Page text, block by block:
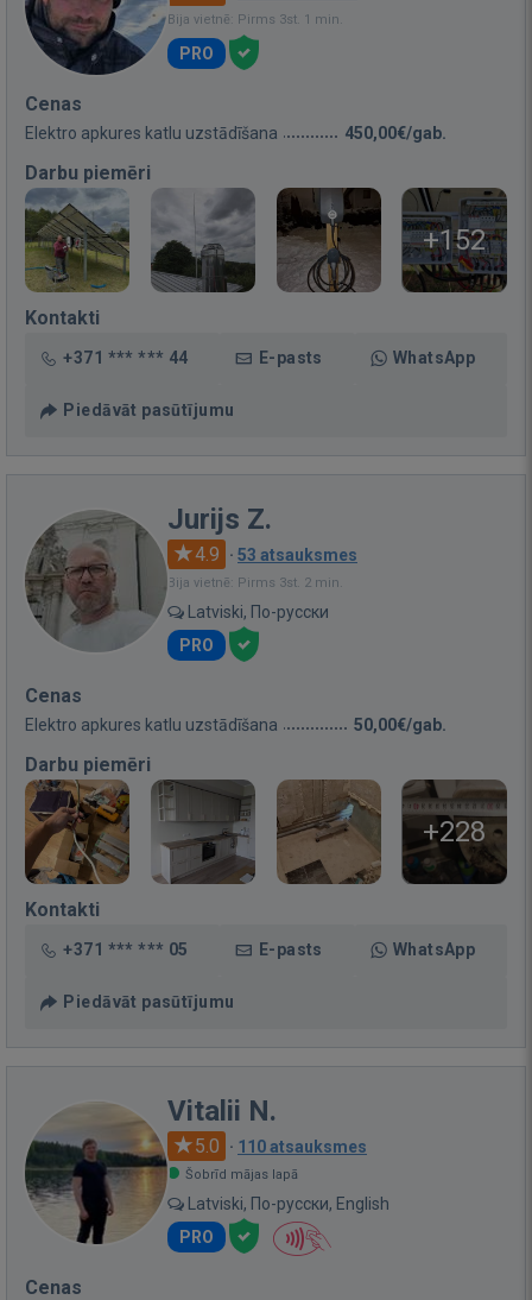
Bija vietnē: Pirms 3st. 1 min.
PRO
Cenas
Elektro apkures katlu uzstādīšana 450,00€/gab.
Darbu piemēri
+152
Kontakti
+371 *** *** 44 E-pasts WhatsApp
Piedāvāt pasūtījumu
Jurijs Z.
4.9 · 53 atsauksmes
Bija vietnē: Pirms 3st. 2 min.
Latviski, По-русски
PRO
Cenas
Elektro apkures katlu uzstādīšana 50,00€/gab.
Darbu piemēri
+228
Kontakti
+371 *** *** 05 E-pasts WhatsApp
Piedāvāt pasūtījumu
Vitalii N.
5.0 · 110 atsauksmes
Šobrīd mājas lapā
Latviski, По-русски, English
PRO
Cenas